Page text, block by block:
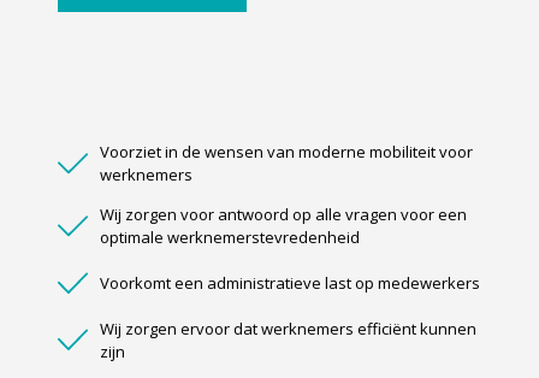
Voorziet in de wensen van moderne mobiliteit voor
werknemers
Wij zorgen voor antwoord op alle vragen voor een
optimale werknemerstevredenheid
Voorkomt een administratieve last op medewerkers
Wij zorgen ervoor dat werknemers efficiënt kunnen
zijn